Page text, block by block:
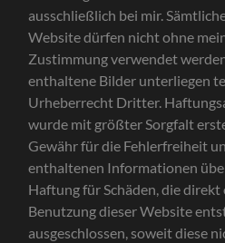
ausschließlich bei mir.
Website dürfen nicht ohne
Zustimmung verwendet
enthaltene Bilder unterliegen
Urheberrecht Dritter.
wurde mit größter Sorgfalt
Gewähr für die Fehlerfreiheit
enthaltenen Informationen
Haftung für Schäden, die
Benutzung dieser Website
ausgeschlossen, soweit diese